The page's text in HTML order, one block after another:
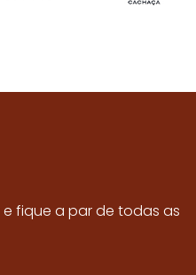
e fique a par de todas as